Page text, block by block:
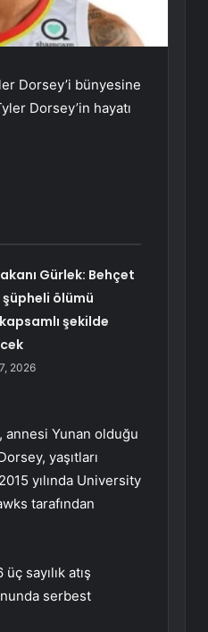
Dorsey’i bünyesine
Dorsey’in hayatı
Gürlek: Behçet
şüpheli ölümü
şekilde
2026
annesi Yunan olduğu
yaşıtları
yılında University
tarafından
sayılık atış
serbest